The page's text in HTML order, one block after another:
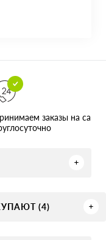
заказы на сайте
(4)